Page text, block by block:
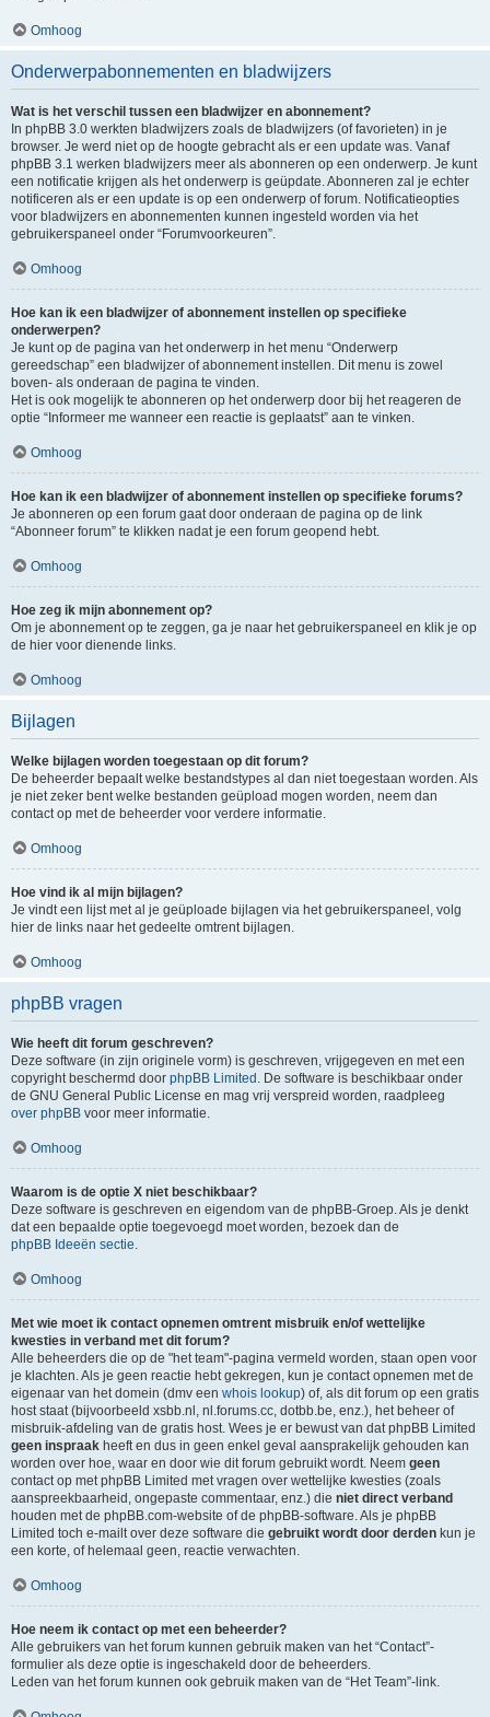
Omhoog
Onderwerpabonnementen en bladwijzers
Wat is het verschil tussen een bladwijzer en abonnement?
In phpBB 3.0 werkten bladwijzers zoals de bladwijzers (of favorieten) in je
browser. Je werd niet op de hoogte gebracht als er een update was. Vanaf
phpBB 3.1 werken bladwijzers meer als abonneren op een onderwerp. Je kunt
een notificatie krijgen als het onderwerp is geüpdate. Abonneren zal je echter
notificeren als er een update is op een onderwerp of forum. Notificatieopties
voor bladwijzers en abonnementen kunnen ingesteld worden via het
gebruikerspaneel onder “Forumvoorkeuren”.
Omhoog
Hoe kan ik een bladwijzer of abonnement instellen op specifieke
onderwerpen?
Je kunt op de pagina van het onderwerp in het menu “Onderwerp
gereedschap” een bladwijzer of abonnement instellen. Dit menu is zowel
boven- als onderaan de pagina te vinden.
Het is ook mogelijk te abonneren op het onderwerp door bij het reageren de
optie “Informeer me wanneer een reactie is geplaatst” aan te vinken.
Omhoog
Hoe kan ik een bladwijzer of abonnement instellen op specifieke forums?
Je abonneren op een forum gaat door onderaan de pagina op de link
“Abonneer forum” te klikken nadat je een forum geopend hebt.
Omhoog
Hoe zeg ik mijn abonnement op?
Om je abonnement op te zeggen, ga je naar het gebruikerspaneel en klik je op
de hier voor dienende links.
Omhoog
Bijlagen
Welke bijlagen worden toegestaan op dit forum?
De beheerder bepaalt welke bestandstypes al dan niet toegestaan worden. Als
je niet zeker bent welke bestanden geüpload mogen worden, neem dan
contact op met de beheerder voor verdere informatie.
Omhoog
Hoe vind ik al mijn bijlagen?
Je vindt een lijst met al je geüploade bijlagen via het gebruikerspaneel, volg
hier de links naar het gedeelte omtrent bijlagen.
Omhoog
phpBB vragen
Wie heeft dit forum geschreven?
Deze software (in zijn originele vorm) is geschreven, vrijgegeven en met een
copyright beschermd door phpBB Limited . De software is beschikbaar onder
de GNU General Public License en mag vrij verspreid worden, raadpleeg
over phpBB voor meer informatie.
Omhoog
Waarom is de optie X niet beschikbaar?
Deze software is geschreven en eigendom van de phpBB-Groep. Als je denkt
dat een bepaalde optie toegevoegd moet worden, bezoek dan de
phpBB Ideeën sectie.
Omhoog
Met wie moet ik contact opnemen omtrent misbruik en/of wettelijke
kwesties in verband met dit forum?
Alle beheerders die op de "het team"-pagina vermeld worden, staan open voor
je klachten. Als je geen reactie hebt gekregen, kun je contact opnemen met de
eigenaar van het domein (dmv een whois lookup) of, als dit forum op een gratis
host staat (bijvoorbeeld xsbb.nl, nl.forums.cc, dotbb.be, enz.), het beheer of
misbruik-afdeling van de gratis host. Wees je er bewust van dat phpBB Limited
geen inspraak heeft en dus in geen enkel geval aansprakelijk gehouden kan
worden over hoe, waar en door wie dit forum gebruikt wordt. Neem geen
contact op met phpBB Limited met vragen over wettelijke kwesties (zoals
aanspreekbaarheid, ongepaste commentaar, enz.) die niet direct verband
houden met de phpBB.com-website of de phpBB-software. Als je phpBB
Limited toch e-mailt over deze software die gebruikt wordt door derden kun je
een korte, of helemaal geen, reactie verwachten.
Omhoog
Hoe neem ik contact op met een beheerder?
Alle gebruikers van het forum kunnen gebruik maken van het “Contact”-
formulier als deze optie is ingeschakeld door de beheerders.
Leden van het forum kunnen ook gebruik maken van de “Het Team”-link.